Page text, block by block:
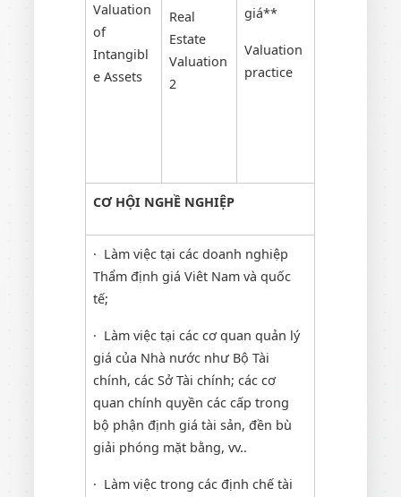
Valuation
of
Intangibl
e Assets
Real
Estate
Valuation
2
giá**
Valuation
practice
CƠ HỘI NGHỀ NGHIỆP
· Làm việc tại các doanh nghiệp
Thẩm định giá Viêt Nam và quốc
tế;
· Làm việc tại các cơ quan quản lý
giá của Nhà nước như Bộ Tài
chính, các Sở Tài chính; các cơ
quan chính quyền các cấp trong
bộ phận định giá tài sản, đền bù
giải phóng mặt bằng, vv..
· Làm việc trong các định chế tài